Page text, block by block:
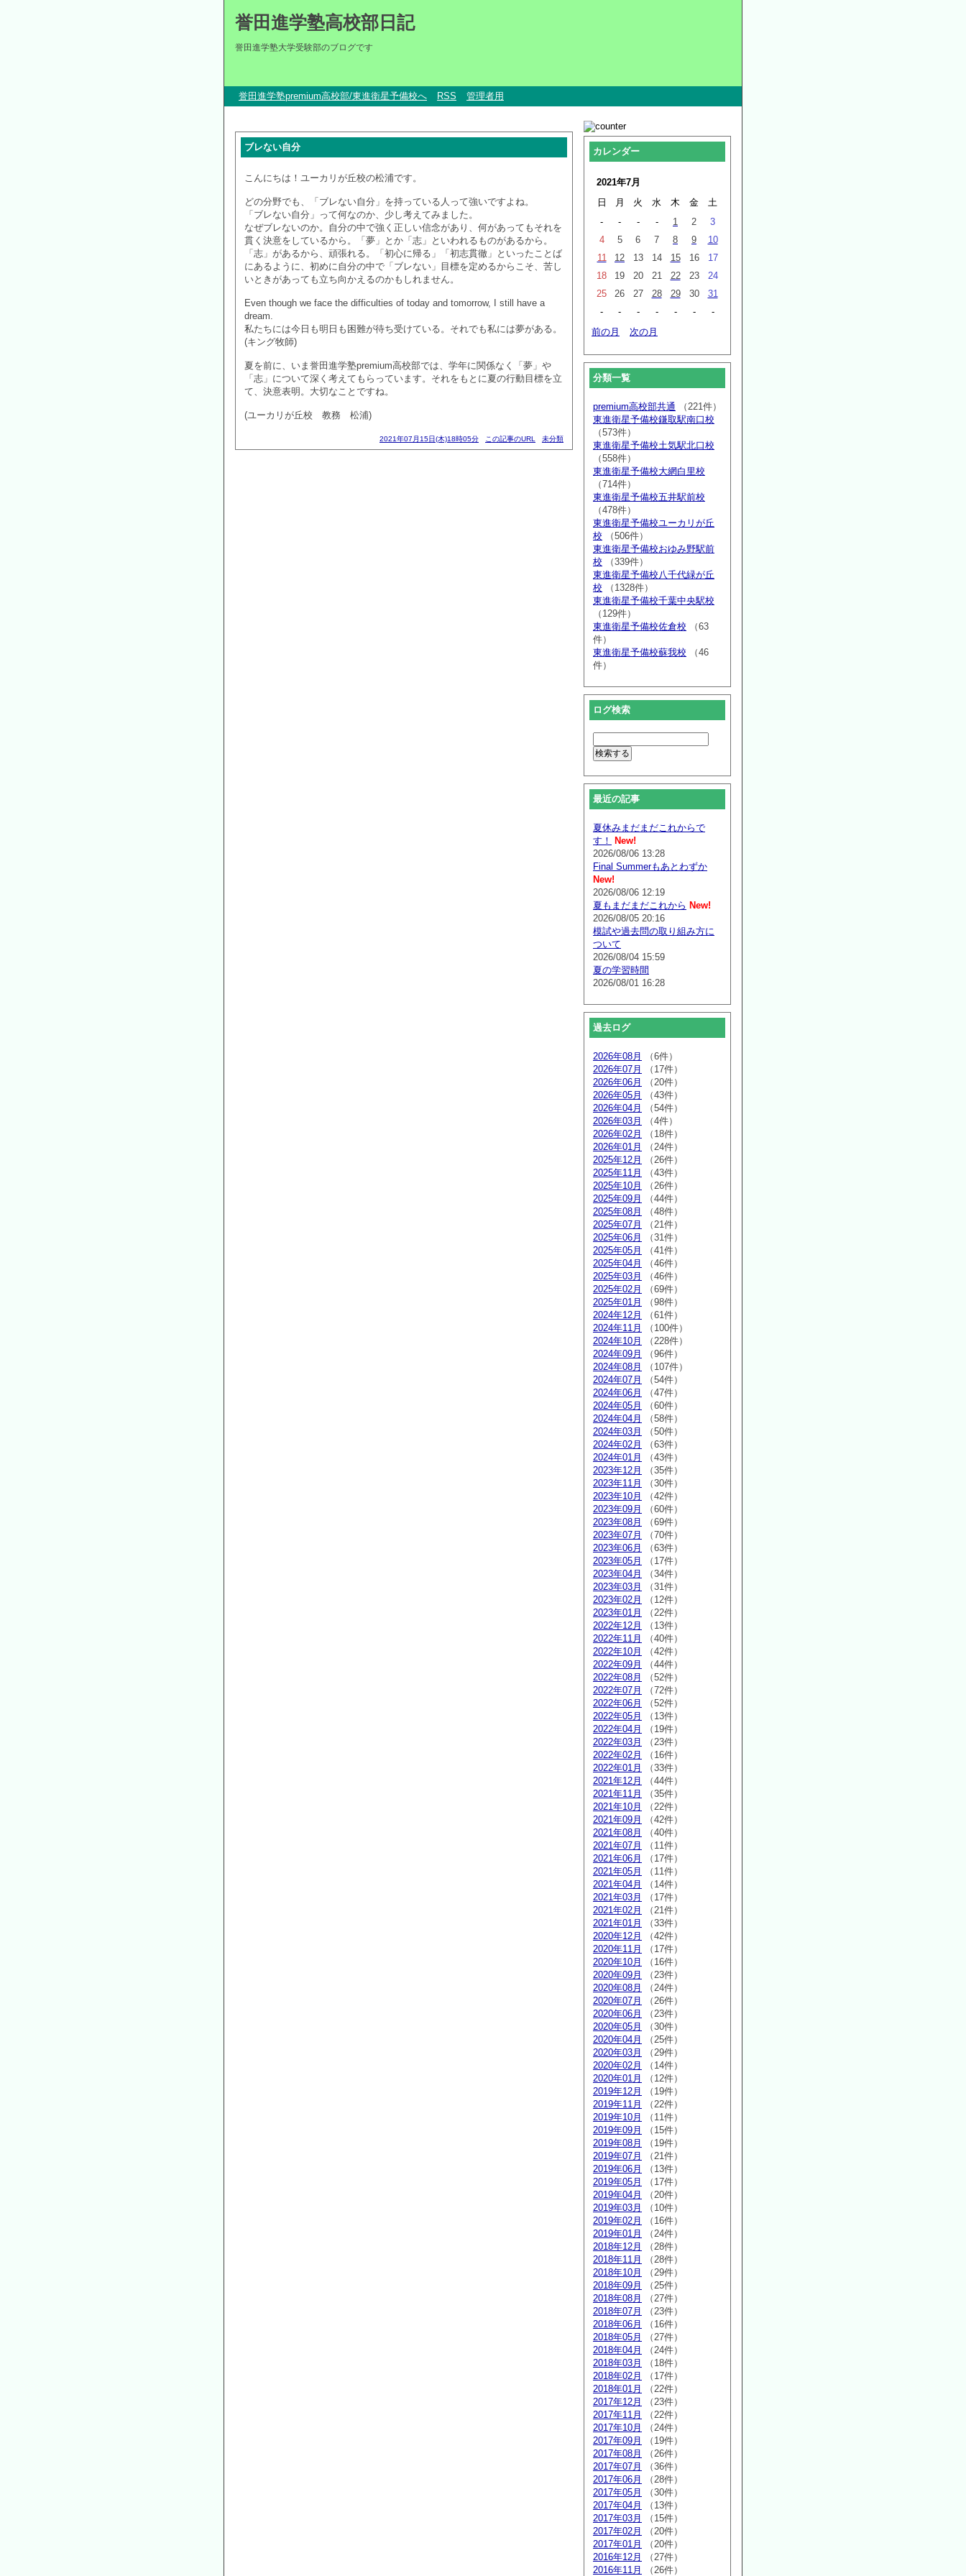
誉田進学塾高校部日記
誉田進学塾大学受験部のブログです
誉田進学塾premium高校部/東進衛星予備校へ RSS 管理者用
ブレない自分
こんにちは！ユーカリが丘校の松浦です。
どの分野でも、「ブレない自分」を持っている人って強いですよね。
「ブレない自分」って何なのか、少し考えてみました。
なぜブレないのか。自分の中で強く正しい信念があり、何があってもそれを
貫く決意をしているから。「夢」とか「志」といわれるものがあるから。
「志」があるから、頑張れる。「初心に帰る」「初志貫徹」といったことば
にあるように、初めに自分の中で「ブレない」目標を定めるからこそ、苦し
いときがあっても立ち向かえるのかもしれません。
Even though we face the difficulties of today and tomorrow, I still have a
dream.
私たちには今日も明日も困難が待ち受けている。それでも私には夢がある。
(キング牧師)
夏を前に、いま誉田進学塾premium高校部では、学年に関係なく「夢」や
「志」について深く考えてもらっています。それをもとに夏の行動目標を立
て、決意表明。大切なことですね。
(ユーカリが丘校 教務 松浦)
2021年07月15日(木)18時05分 この記事のURL 未分類
カレンダー
2021年7月
日
月 火 水 木 金
土
-
- - - 1 2
3
4
5 6 7 8 9
10
11
12 13 14 15 16
17
18
19 20 21 22 23
24
25
26 27 28 29 30
31
-
- - - - -
-
前の月
次の月
分類一覧
premium高校部共通 （221件）
東進衛星予備校鎌取駅南口校
（573件）
東進衛星予備校土気駅北口校
（558件）
東進衛星予備校大網白里校
（714件）
東進衛星予備校五井駅前校
（478件）
東進衛星予備校ユーカリが丘
校 （506件）
東進衛星予備校おゆみ野駅前
校 （339件）
東進衛星予備校八千代緑が丘
校 （1328件）
東進衛星予備校千葉中央駅校
（129件）
東進衛星予備校佐倉校 （63
件）
東進衛星予備校蘇我校 （46
件）
ログ検索
最近の記事
夏休みまだまだこれからで
す！
New!
2026/08/06 13:28
Final Summerもあとわずか
New!
2026/08/06 12:19
夏もまだまだこれから New!
2026/08/05 20:16
模試や過去問の取り組み方に
ついて
2026/08/04 15:59
夏の学習時間
2026/08/01 16:28
過去ログ
2026年08月
（6件）
2026年07月
（17件）
2026年06月
（20件）
2026年05月
（43件）
2026年04月
（54件）
2026年03月
（4件）
2026年02月
（18件）
2026年01月
（24件）
2025年12月
（26件）
2025年11月
（43件）
2025年10月
（26件）
2025年09月
（44件）
2025年08月
（48件）
2025年07月
（21件）
2025年06月
（31件）
2025年05月
（41件）
2025年04月
（46件）
2025年03月
（46件）
2025年02月
（69件）
2025年01月
（98件）
2024年12月
（61件）
2024年11月
（100件）
2024年10月
（228件）
2024年09月
（96件）
2024年08月
（107件）
2024年07月
（54件）
2024年06月
（47件）
2024年05月
（60件）
2024年04月
（58件）
2024年03月
（50件）
2024年02月
（63件）
2024年01月
（43件）
2023年12月
（35件）
2023年11月
（30件）
2023年10月
（42件）
2023年09月
（60件）
2023年08月
（69件）
2023年07月
（70件）
2023年06月
（63件）
2023年05月
（17件）
2023年04月
（34件）
2023年03月
（31件）
2023年02月
（12件）
2023年01月
（22件）
2022年12月
（13件）
2022年11月
（40件）
2022年10月
（42件）
2022年09月
（44件）
2022年08月
（52件）
2022年07月
（72件）
2022年06月
（52件）
2022年05月
（13件）
2022年04月
（19件）
2022年03月
（23件）
2022年02月
（16件）
2022年01月
（33件）
2021年12月
（44件）
2021年11月
（35件）
2021年10月
（22件）
2021年09月
（42件）
2021年08月
（40件）
2021年07月
（11件）
2021年06月
（17件）
2021年05月
（11件）
2021年04月
（14件）
2021年03月
（17件）
2021年02月
（21件）
2021年01月
（33件）
2020年12月
（42件）
2020年11月
（17件）
2020年10月
（16件）
2020年09月
（23件）
2020年08月
（24件）
2020年07月
（26件）
2020年06月
（23件）
2020年05月
（30件）
2020年04月
（25件）
2020年03月
（29件）
2020年02月
（14件）
2020年01月
（12件）
2019年12月
（19件）
2019年11月
（22件）
2019年10月
（11件）
2019年09月
（15件）
2019年08月
（19件）
2019年07月
（21件）
2019年06月
（13件）
2019年05月
（17件）
2019年04月
（20件）
2019年03月
（10件）
2019年02月
（16件）
2019年01月
（24件）
2018年12月
（28件）
2018年11月
（28件）
2018年10月
（29件）
2018年09月
（25件）
2018年08月
（27件）
2018年07月
（23件）
2018年06月
（16件）
2018年05月
（27件）
2018年04月
（24件）
2018年03月
（18件）
2018年02月
（17件）
2018年01月
（22件）
2017年12月
（23件）
2017年11月
（22件）
2017年10月
（24件）
2017年09月
（19件）
2017年08月
（26件）
2017年07月
（36件）
2017年06月
（28件）
2017年05月
（30件）
2017年04月
（13件）
2017年03月
（15件）
2017年02月
（20件）
2017年01月
（20件）
2016年12月
（27件）
2016年11月
（26件）